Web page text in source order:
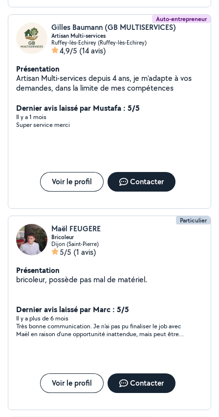
Auto-entrepreneur
Gilles Baumann (GB MULTISERVICES)
Artisan Multi-services
Ruffey-lès-Echirey (Ruffey-lès-Echirey)
4,9/5 (14 avis)
Présentation
Artisan Multi-services depuis 4 ans, je m'adapte à vos
demandes, dans la limite de mes compétences
Dernier avis laissé par Mustafa : 5/5
Il y a 1 mois
Super service merci
Voir le profil Contacter
Particulier
Maël FEUGERE
Bricoleur
Dijon (Saint-Pierre)
5/5 (1 avis)
Présentation
bricoleur, possède pas mal de matériel.
Dernier avis laissé par Marc : 5/5
Il y a plus de 6 mois
Très bonne communication. Je n'ai pas pu finaliser le job avec
Maël en raison d'une opportunité inattendue, mais peut être
Voir le profil Contacter